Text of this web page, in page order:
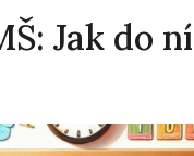
Jak do